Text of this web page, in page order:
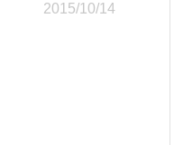
2015/10/14